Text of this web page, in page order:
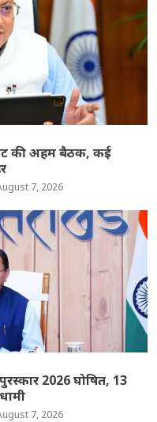
की अहम बैठक, कई
7, 2026
2026 घोषित, 13
7, 2026